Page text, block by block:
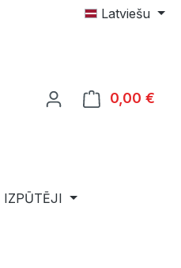
Latviešu
0,00 €
IZPŪTĒJI